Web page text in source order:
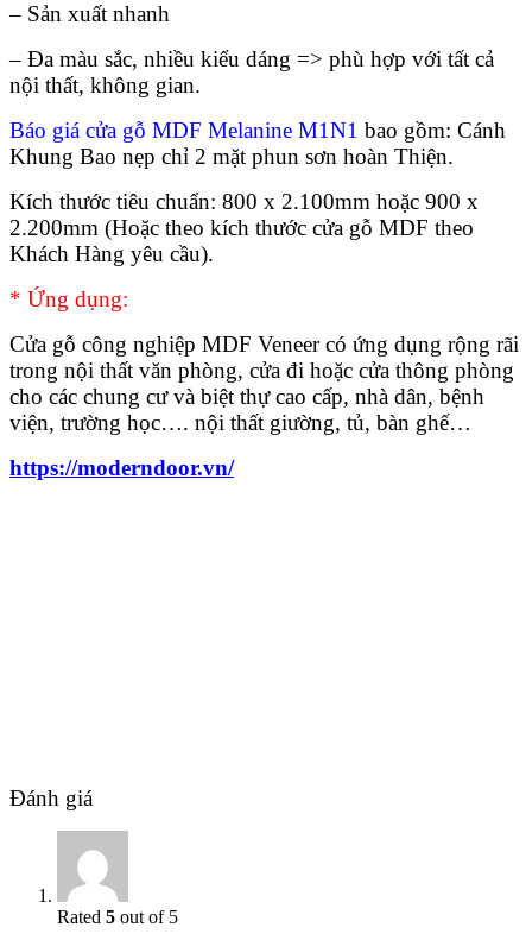
Quy mô nhà xưởng
– Sản xuất nhanh
– Đa màu sắc, nhiều kiểu dáng => phù hợp với tất cả
nội thất, không gian.
Báo giá cửa gỗ MDF Melanine M1N1 bao gồm: Cánh
Khung Bao nẹp chỉ 2 mặt phun sơn hoàn Thiện.
Kích thước tiêu chuẩn: 800 x 2.100mm hoặc 900 x
2.200mm (Hoặc theo kích thước cửa gỗ MDF theo
Khách Hàng yêu cầu).
* Ứng dụng:
Cửa gỗ công nghiệp MDF Veneer có ứng dụng rộng rãi
trong nội thất văn phòng, cửa đi hoặc cửa thông phòng
cho các chung cư và biệt thự cao cấp, nhà dân, bệnh
viện, trường học…. nội thất giường, tủ, bàn ghế…
https://moderndoor.vn/
Đánh giá
Rated 5 out of 5